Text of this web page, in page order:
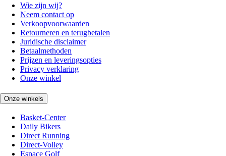
Wie zijn wij?
Neem contact op
Verkoopvoorwaarden
Retourneren en terugbetalen
Juridische disclaimer
Betaalmethoden
Prijzen en leveringsopties
Privacy verklaring
Onze winkel
Onze winkels
Basket-Center
Daily Bikers
Direct Running
Direct-Volley
Espace Golf